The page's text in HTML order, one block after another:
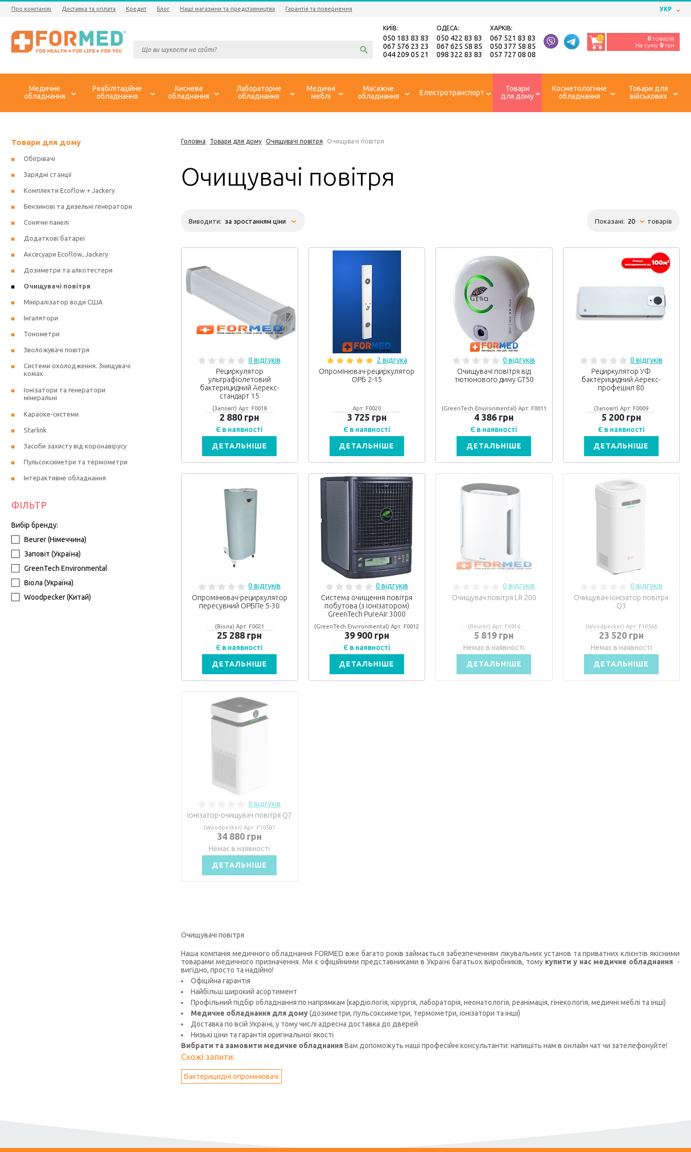
Про компанію Доставка та оплата Кредит Блог Наші магазини та представництва Гарантія та повернення УКР
КИЇВ:
050 183 83 83
067 576 23 23
044 209 05 21
ОДЕСА:
050 422 83 83
067 625 58 85
098 322 83 83
ХАРКІВ:
067 521 83 83
050 377 58 85
057 727 08 08
0 0 товарів
На суму 0 грн
Медичне
обладнання
Реабілітаційне
обладнання
Кисневе
обладнання
Лабораторне
обладнання
Медичні
меблі
Масажне
обладнання
Електротранспорт
Товари
для дому
Косметологічне
обладнання
Товари для
військових
Головна Товари для дому Очищувачі повітря Очищувачі повітря
Очищувачі повітря
Виводити: Показані: товарів
0 відгуків
Рециркулятор
ультрафіолетовий
бактерицидний Аерекс-
стандарт 15
(Заповіт) Арт: F0018
2 880 грн
Є в наявності
ДЕТАЛЬНІШЕ
2 відгука
Опромінювач-рециркулятор
ОРБ 2-15
Арт: F0020
3 725 грн
Є в наявності
ДЕТАЛЬНІШЕ
0 відгуків
Очищувачі повітря від
тютюнового диму GT50
(GreenTech Environmental) Арт: F0011
4 386 грн
Є в наявності
ДЕТАЛЬНІШЕ
0 відгуків
Рециркулятор УФ
бактерицидний Аерекс-
профешнл 80
(Заповіт) Арт: F0009
5 200 грн
Є в наявності
ДЕТАЛЬНІШЕ
0 відгуків
Опромінювач-рециркулятор
пересувний ОРБПе 5-30
(Віола) Арт: F0021
25 288 грн
Є в наявності
ДЕТАЛЬНІШЕ
0 відгуків
Система очищення повітря
побутова (з іонізатором)
GreenTech PureAir 3000
(GreenTech Environmental) Арт: F0012
39 900 грн
Є в наявності
ДЕТАЛЬНІШЕ
0 відгуків
Очищувач повітря LR 200
(Beurer) Арт: F6916
5 819 грн
Немає в наявності
ДЕТАЛЬНІШЕ
0 відгуків
Очищувач-іонізатор повітря
Q3
(Woodpecker) Арт: F10566
23 520 грн
Немає в наявності
ДЕТАЛЬНІШЕ
0 відгуків
Іонізатор-очищувач повітря Q7
(Woodpecker) Арт: F10587
34 880 грн
Немає в наявності
ДЕТАЛЬНІШЕ
Очищувачі повітря
Наша компанія медичного обладнання FORMED вже багато років займається забезпеченням лікувальних установ та приватних клієнтів якісними
товарами медичного призначення. Ми є офіційними представниками в Україні багатьох виробників, тому купити у нас медичне обладнання
-
вигідно, просто та надійно!
Офіційна гарантія
Найбільш широкий асортимент
Профільний підбір обладнання по напрямкам (кардіологія, хірургія, лабораторія, неонатологія, реанімація, гінекологія, медичні меблі та інші)
Медичне обладнання для дому(дозиметри, пульсоксиметри, термометри, іонізатори та інші)
Доставка по всій Україні, у тому числі адресна доставка до дверей
Низькі ціни та гарантія оригінальної якості
Вибрати та замовити медичне обладнання Вам допоможуть наші професійні консультанти: напишіть нам в онлайн чат чи зателефонуйте!
Схожі запити:
Бактерицидні опромінювачі
Товари для дому
Обігрівачі
Зарядні станції
Комплекти Ecoflow + Jackery
Бензинові та дизельні генератори
Сонячні панелі
Додаткові батареї
Аксесуари Ecoflow, Jackery
Дозиметри та алкотестери
Очищувачі повітря
Мініралізатор води США
Інгалятори
Тонометри
Зволожувачі повітря
Системи охолодження. Знищувачі
комах
Іонізатори та генератори
мінеральні
Караоке-системи
Starlink
Засоби захисту від коронавірусу
Пульсоксиметри та термометри
Інтерактивне обладнання
ФІЛЬТР
Вибір бренду:
Beurer (Німеччина)
Заповіт (Україна)
GreenTech Environmental
Віола (Україна)
Woodpecker (Китай)